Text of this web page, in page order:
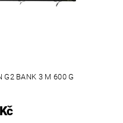
G2 BANK 3 M 600 G